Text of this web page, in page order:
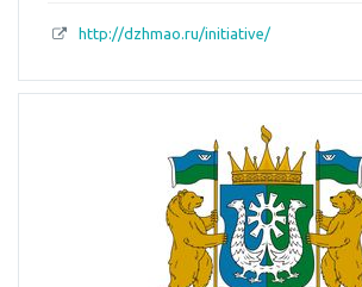
http://dzhmao.ru/initiative/